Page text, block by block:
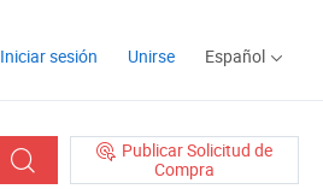
Iniciar sesión Unirse Español
Publicar Solicitud de
Compra